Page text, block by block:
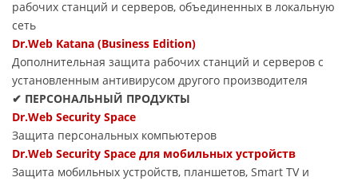
рабочих станций и серверов, объединенных в локальную
сеть
Dr.Web Katana (Business Edition)
Дополнительная защита рабочих станций и серверов с
установленным антивирусом другого производителя
✔ ПЕРСОНАЛЬНЫЙ ПРОДУКТЫ
Dr.Web Security Space
Защита персональных компьютеров
Dr.Web Security Space для мобильных устройств
Защита мобильных устройств, планшетов, Smart TV и